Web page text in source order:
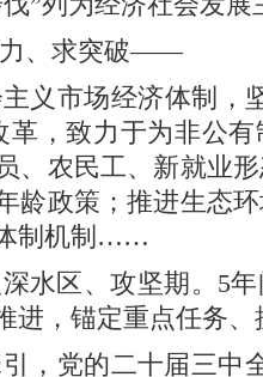
力、求突破——
义市场经济体制，
革，致力于为非公
、农民工、新就业
龄政策；推进生态
制机制……
水区、攻坚期。5
进，锚定重点任务
，党的二十届三中